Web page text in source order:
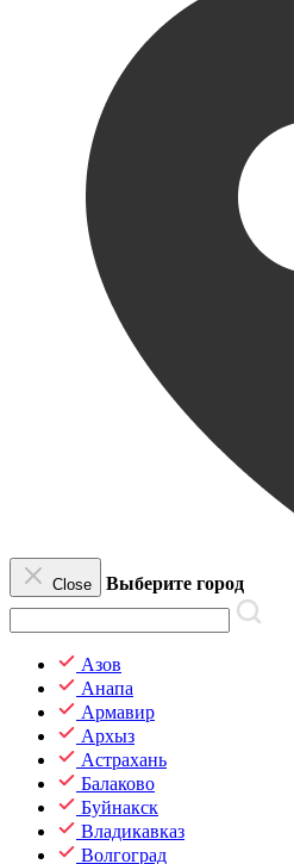
Close Выберите город
Азов
Анапа
Армавир
Архыз
Астрахань
Балаково
Буйнакск
Владикавказ
Волгоград